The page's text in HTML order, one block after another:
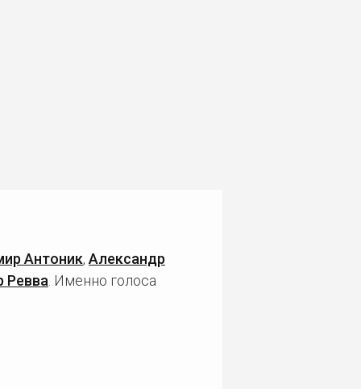
Антоник, Александр
Ревва . Именно голоса